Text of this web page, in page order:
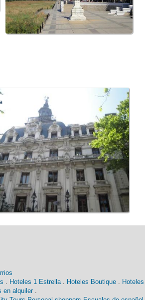
Hoteles 1 Estrella Hoteles Boutique Hoteles
en alquiler